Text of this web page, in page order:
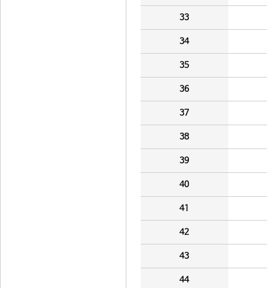
33
34
35
36
37
38
39
40
41
42
43
44